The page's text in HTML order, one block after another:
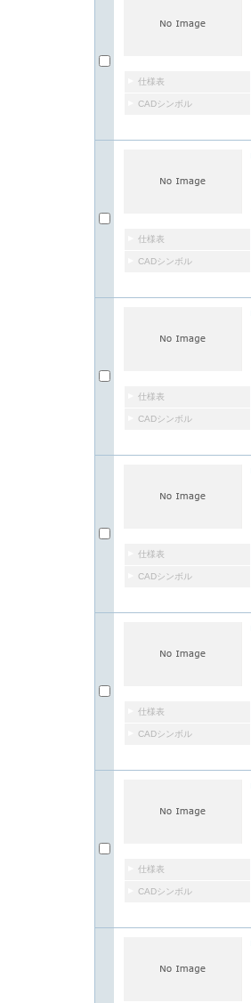
仕様表
CADシンボル
仕様表
CADシンボル
仕様表
CADシンボル
仕様表
CADシンボル
仕様表
CADシンボル
仕様表
CADシンボル